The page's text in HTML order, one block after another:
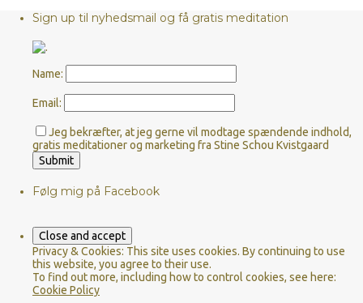
Sign up til nyhedsmail og få gratis meditation
Name:
Email:
Jeg bekræfter, at jeg gerne vil modtage spændende indhold,
gratis meditationer og marketing fra Stine Schou Kvistgaard
Følg mig på Facebook
Privacy & Cookies: This site uses cookies. By continuing to use
this website, you agree to their use.
To find out more, including how to control cookies, see here:
Cookie Policy